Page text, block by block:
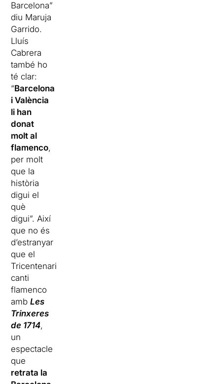
Barcelona”
diu Maruja
Garrido.
Lluís
Cabrera
també ho
té clar:
“Barcelona
i València
li han
donat
molt al
flamenco,
per molt
que la
història
digui el
què
digui”. Així
que no és
d’estranyar
que el
Tricentenari
canti
flamenco
ambLes
Trinxeres
de 1714,
un
espectacle
que
retrata la